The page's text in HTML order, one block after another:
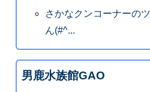
さかなクンコーナーの
ん(#^...
男鹿水族館GAO